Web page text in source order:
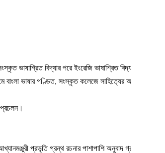
ভাষাশ্রিত বিদ্যার পরে ইংরেজি ভাষাশ্রিত বিদ্যায়
ভাষার পণ্ডিত, সংস্কৃত কলেজে সাহিত্যের অধ্যাপক,
প্রচলন।
প্রভৃতি গ্রন্থ রচনার পাশাপাশি অনুবাদ গ্রন্থ-বেতাল